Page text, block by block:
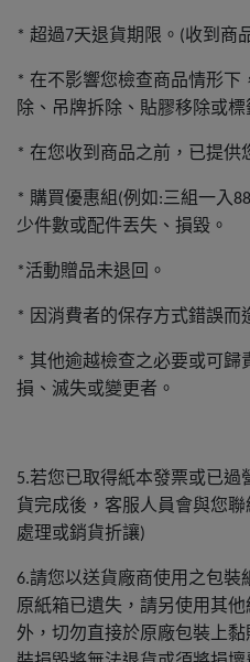
* 超過7天退貨期限。 (收到商
* 在不影響您檢查商品情形下
除、吊牌拆除、貼膠移除或
* 在您收到商品之前，已提供
* 購買優惠組 (例如:三組一入
少件數或配件丟失、損毀。
*活動贈品未退回。
* 因消費者的保存方式錯誤而
* 其他逾越檢查之必要或可歸
損、滅失或變更者。
5.若您已取得紙本發票或已過
貨完成後，客服人員會與您
處理或銷貨折讓)
6.請您以送貨廠商使用之包裝
原紙箱已遺失，請另使用其
外，切勿直接於原廠包裝上